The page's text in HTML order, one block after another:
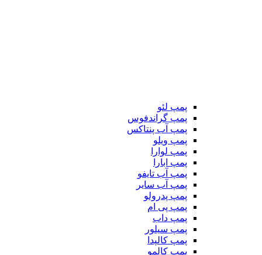
پمپ لئو
پمپ گراندفوس
پمپ آب پنتاکس
پمپ ویلو
پمپ لوارا
پمپ ابارا
پمپ آب تایفو
پمپ آب سایر
پمپ پدرولو
پمپ پی ام
پمپ داب
پمپ سیلور
پمپ کالپدا
پمپ کالمو